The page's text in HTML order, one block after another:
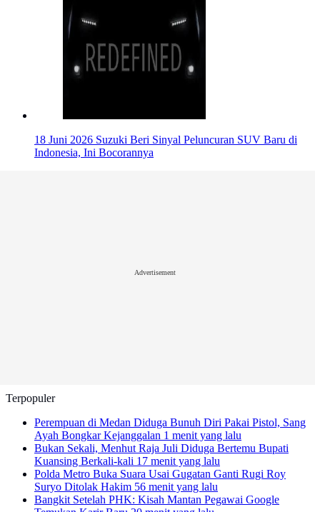
18 Juni 2026 Suzuki Beri Sinyal Peluncuran SUV Baru di
Indonesia, Ini Bocorannya
Advertisement
Terpopuler
Perempuan di Medan Diduga Bunuh Diri Pakai Pistol, Sang
Ayah Bongkar Kejanggalan 1 menit yang lalu
Bukan Sekali, Menhut Raja Juli Diduga Bertemu Bupati
Kuansing Berkali-kali 17 menit yang lalu
Polda Metro Buka Suara Usai Gugatan Ganti Rugi Roy
Suryo Ditolak Hakim 56 menit yang lalu
Bangkit Setelah PHK: Kisah Mantan Pegawai Google